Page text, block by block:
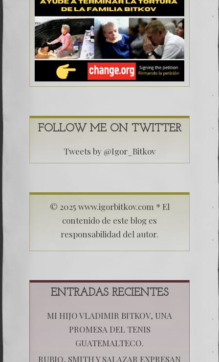
FOLLOW ME ON TWITTER
Tweets by @Igor_Bitkov
© 2025 www.igorbitkov.com * El
contenido de este blog es
responsabilidad del autor.
ENTRADAS RECIENTES
MI HIJO VLADIMIR BITKOV, UNA
PROMESA DEL TENIS
GUATEMALTECO.
RUBIO, SMITH Y SALAZAR EXPRESAN